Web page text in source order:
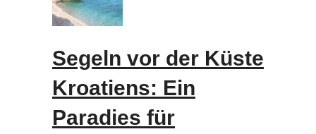
Segeln vor der Küste
Kroatiens: Ein
Paradies für